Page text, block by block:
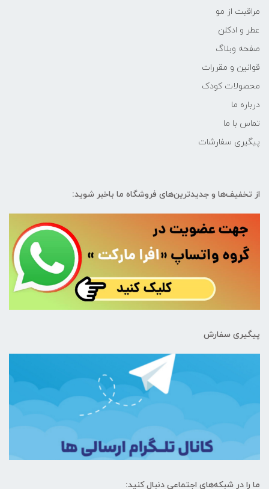
مراقبت از مو
عطر و ادکلن
صفحه وبلاگ
قوانین و مقررات
محصولات کودک
درباره ما
تماس با ما
پیگیری سفارشات
از تخفیف‌ها و جدیدترین‌های فروشگاه ما باخبر شوید:
پیگیری سفارش
ما را در شبکه‌های اجتماعی دنبال کنید: